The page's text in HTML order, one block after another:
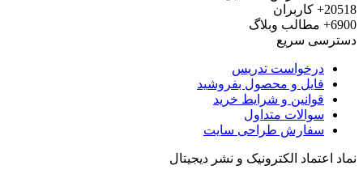
کاربران
مطالب وبلاگ
سریع
درخواست تدریس
فایل و محصول بفروشید
قوانین و شرایط خرید
سوالات متداول
سفارش طراحی سایت
اعتماد الکترونیک و نشر دیجیتال